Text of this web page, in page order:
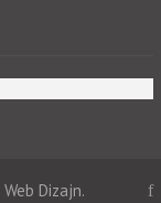
Web Dizajn.